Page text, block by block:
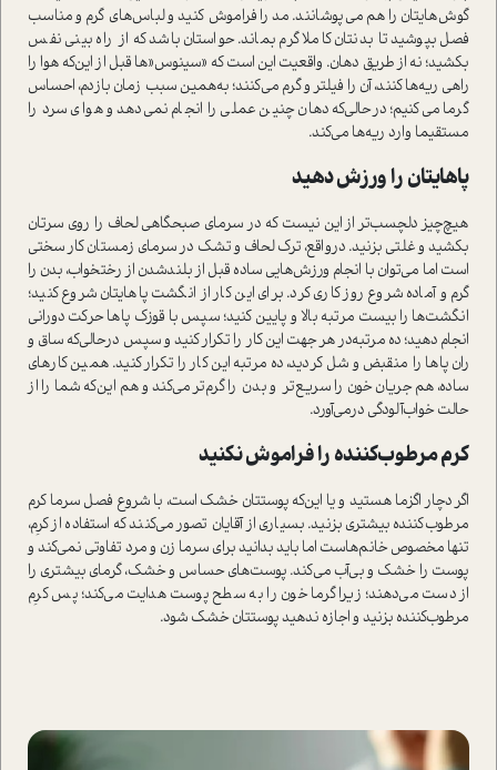
گوش‌هایتان را هم می‌پوشانند. مد را فراموش کنید و لباس‌های گرم و مناسب
فصل بپوشید تا بدنتان کاملا گرم بماند. حوا‌ستان باشد که از راه بینی نفس
بکشید؛ نه از طریق دهان. واقعیت این ا‌ست که «سینوس‌«ها قبل از این‌که هوا را
راهی ریه‌ها کنند، آن را فیلتر و گرم می‌کنند؛ به‌همین سبب زمان بازدم، احساس
گرما می‌کنیم؛ در‌حالی‌که دهان چنین عملی را انجام نمی‌دهد و هوای سرد را
مستقیما وارد ریه‌ها می‌کند.
پاهایتان را ورزش دهید
هیچ‌چیز دلچسب‌تر از این نیست که در سرمای صبحگاهی لحاف را روی سرتان
بکشید و غلتی بزنید. در‌واقع، ترک لحاف و تشک در سرمای زمستان کار سختی
ا‌ست اما می‌توان با انجام ورزش‌هایی ساده قبل از بلندشدن از رختخواب، بدن را
گرم و آماده شروع روز کاری کرد. برای این ‌کار از انگشت پاهایتان شروع کنید؛
انگشت‌ها را بیست مرتبه بالا و پایین کنید؛ سپس با قوزک پاها حرکت دورانی
انجام دهید؛ ده مرتبه‌در هر جهت این کار را تکرار کنید و سپس در‌حالی‌که ساق و
ران پاها را منقبض و شل کردید، ده مرتبه این ‌کار را تکرار کنید. همین کارهای
ساده، هم جریان خون را سریع‌تر و بدن را گرم‌تر می‌کند و هم این‌که شما را از
حالت خواب‌آلودگی درمی‌آورد.
کرم مرطوب‌کننده را فراموش نکنید
اگر دچار اگزما هستید و یا این‌که پوستتان خشک ا‌ست، با شروع فصل سرما کرم
مرطوب‌کننده بیشتری بزنید. بسیاری از آقایان تصور می‌کنند که ا‌ستفاده از کرِم،
تنها مخصوص خانم‌ها‌ست اما باید بدانید برای سرما زن و مرد تفاوتی نمی‌کند و
پوست را خشک و بی‌آب می‌کند. پوست‌های حساس و خشک، گرمای بیشتری را
از دست می‌دهند؛ زیرا گرما خون را به سطح پوست هدایت می‌کند؛ پس کرِم
مرطوب‌کننده بزنید و اجازه ندهید پوستتان خشک شود.